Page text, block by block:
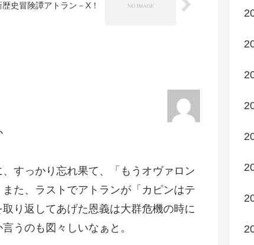
歴史冒険譚アトラン－X！
すっかり忘れ果て、「もうオヴァロン
た、ラストでアトランが「カピンはテ
り返してあげた恩義は大群危機の時に
うのも図々しいなぁと。